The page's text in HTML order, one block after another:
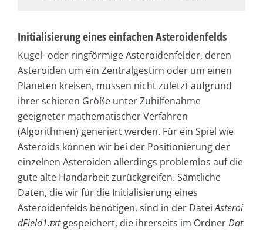
Initialisierung eines einfachen Asteroidenfelds
Kugel- oder ringförmige Asteroidenfelder, deren
Asteroiden um ein Zentralgestirn oder um einen
Planeten kreisen, müssen nicht zuletzt aufgrund
ihrer schieren Größe unter Zuhilfenahme
geeigneter mathematischer Verfahren
(Algorithmen) generiert werden. Für ein Spiel wie
Asteroids können wir bei der Positionierung der
einzelnen Asteroiden allerdings problemlos auf die
gute alte Handarbeit zurückgreifen. Sämtliche
Daten, die wir für die Initialisierung eines
Asteroidenfelds benötigen, sind in der DateiAsteroi
dField1.txtgespeichert, die ihrerseits im OrdnerDat